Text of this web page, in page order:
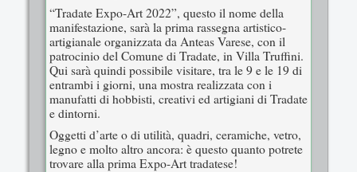
“Tradate Expo-Art 2022”, questo il nome della
manifestazione, sarà la prima rassegna artistico-
artigianale organizzata da Anteas Varese, con il
patrocinio del Comune di Tradate, in Villa Truffini.
Qui sarà quindi possibile visitare, tra le 9 e le 19 di
entrambi i giorni, una mostra realizzata con i
manufatti di hobbisti, creativi ed artigiani di Tradate
e dintorni.
Oggetti d’arte o di utilità, quadri, ceramiche, vetro,
legno e molto altro ancora: è questo quanto potrete
trovare alla prima Expo-Art tradatese!